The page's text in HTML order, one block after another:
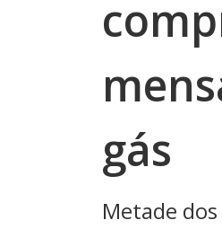
gás
Metade